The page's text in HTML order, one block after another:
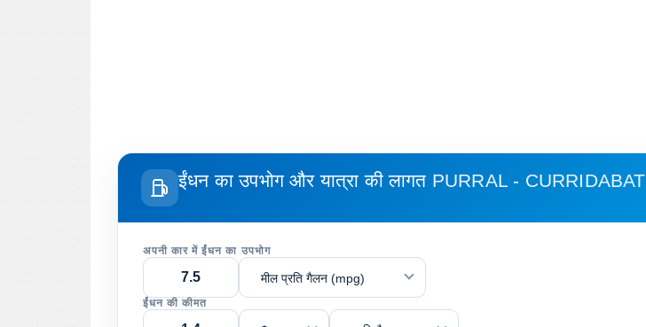
ईंधन का उपभोग और यात्रा की लागत PURRAL - CURRIDABAT
अपनी कार में ईंधन का उपभोग
मील प्रति गैलन (mpg)
ईंधन की कीमत